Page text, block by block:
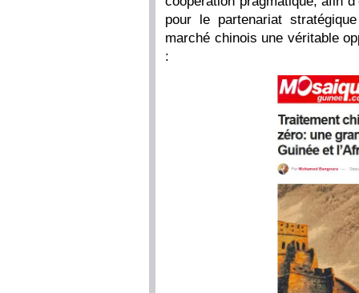
pour le partenariat
marché chinois une véritable
: